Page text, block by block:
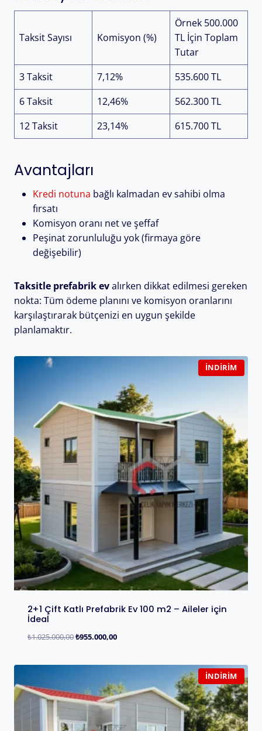
Taksit Sayısı Komisyon (%)
Örnek 500.000
TL İçin Toplam
Tutar
3 Taksit
7,12%
535.600 TL
6 Taksit
12,46%
562.300 TL
12 Taksit
23,14% 615.700 TL
Avantajları
Kredi notuna bağlı kalmadan ev sahibi olma
fırsatı
Komisyon oranı net ve şeffaf
Peşinat zorunluluğu yok (firmaya göre
değişebilir)
Taksitle prefabrik evalırken dikkat edilmesi gereken
nokta: Tüm ödeme planını ve komisyon oranlarını
karşılaştırarak bütçenizi en uygun şekilde
planlamaktır.
İNDIRIM
2+1 Çift Katlı Prefabrik Ev 100 m2 – Aileler için
İdeal
₺1.025.000,00₺955.000,00
İNDIRIM